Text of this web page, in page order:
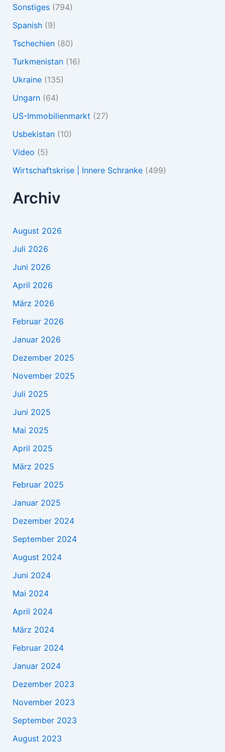
Sonstiges(794)
Spanish(9)
Tschechien(80)
Turkmenistan(16)
Ukraine(135)
Ungarn(64)
US-Immobilienmarkt (27)
Usbekistan(10)
Video (5)
Wirtschaftskrise | Innere Schranke(499)
Archiv
August 2026
Juli 2026
Juni 2026
April 2026
März 2026
Februar 2026
Januar 2026
Dezember 2025
November 2025
Juli 2025
Juni 2025
Mai 2025
April 2025
März 2025
Februar 2025
Januar 2025
Dezember 2024
September 2024
August 2024
Juni 2024
Mai 2024
April 2024
März 2024
Februar 2024
Januar 2024
Dezember 2023
November 2023
September 2023
August 2023